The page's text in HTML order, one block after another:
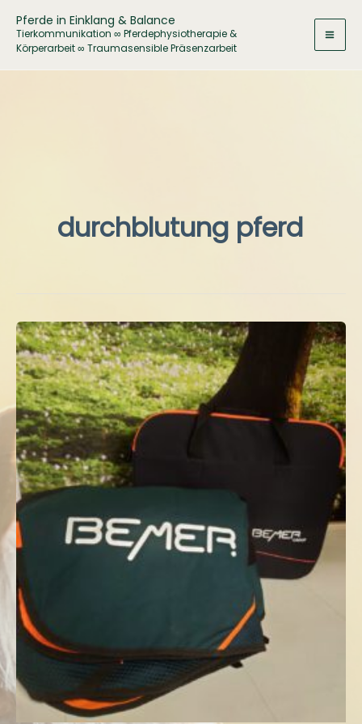
Zum
Inhalt
springen
Pferde in Einklang & Balance
Tierkommunikation ∞ Pferdephysiotherapie &
Körperarbeit ∞ Traumasensible Präsenzarbeit
durchblutung pferd